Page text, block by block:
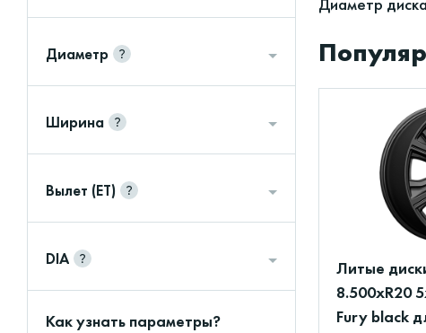
Диаметр
Ширина
Вылет (ET)
DIA
Как узнать параметры?
Литые
8.500xR20
Fury black